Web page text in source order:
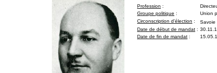
Profession :
Groupe politique :
Union
Circonscription d'élection :
Savoie
Date de début de mandat :
Date de fin de mandat :